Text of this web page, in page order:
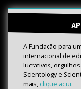
A Fundação para
internacional de
lucrativos,
Scientology e
mais, clique aqui.